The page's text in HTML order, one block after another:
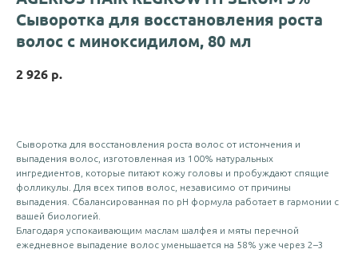
Сыворотка для восстановления роста
волос с миноксидилом, 80 мл
2 926 р.
Сыворотка для восстановления роста волос от истончения и
выпадения волос, изготовленная из 100% натуральных
ингредиентов, которые питают кожу головы и пробуждают спящие
фолликулы. Для всех типов волос, независимо от причины
выпадения. Сбалансированная по рН формула работает в гармонии с
вашей биологией.
Благодаря успокаивающим маслам шалфея и мяты перечной
ежедневное выпадение волос уменьшается на 58% уже через 2–3